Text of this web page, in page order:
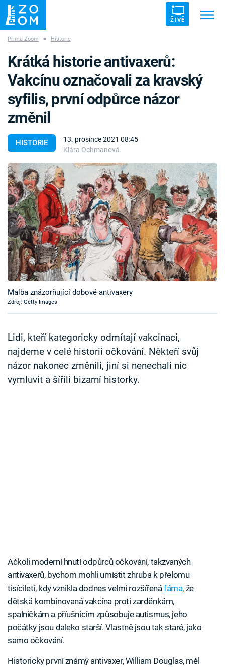
ŽIVĚ
ZÁHADY VETŘELCI DÁVNOVĚKU
Témata
Témata
Pořady
TV Program
Časopis
Sledujte prima+
Přihlášení
Prima Zoom ■ Historie
HISTORIE
13. prosince 2021 08:45
Klára Ochmanová
Krátká historie antivaxerů:
Vakcínu označovali za kravský
syfilis, první odpůrce názor
změnil
Malba znázorňující dobové antivaxery
Zdroj: Getty Images
Lidi, kteří kategoricky odmítají vakcinaci,
najdeme v celé historii očkování. Někteří svůj
názor nakonec změnili, jiní si nenechali nic
vymluvit a šířili bizarní historky.
Ačkoli moderní hnutí odpůrců očkování, takzvaných
antivaxerů, bychom mohli umístit zhruba k přelomu
tisíciletí, kdy vznikla dodnes velmi rozšířenáfáma, že
dětská kombinovaná vakcína proti zarděnkám,
spalničkám a příušnicím způsobuje autismus, jeho
počátky jsou daleko starší. Vlastně jsou tak staré, jako
samo očkování.
Historicky první známý antivaxer, William Douglas, měl